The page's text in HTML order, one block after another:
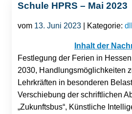
Schule HPRS – Mai 2023
vom 13. Juni 2023 | Kategorie:
Inhalt der
Festlegung der Ferien in
2030, Handlungsmöglichkeiten
Lehrkräften in besonderen
Verschiebung der schriftlichen
„Zukunftsbus“, Künstliche